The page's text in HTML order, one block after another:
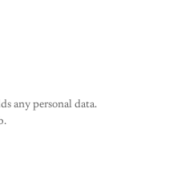
any personal data.